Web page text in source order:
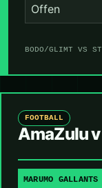
Offen
BODO/GLIMT VS
FOOTBALL
AmaZulu
MARUMO